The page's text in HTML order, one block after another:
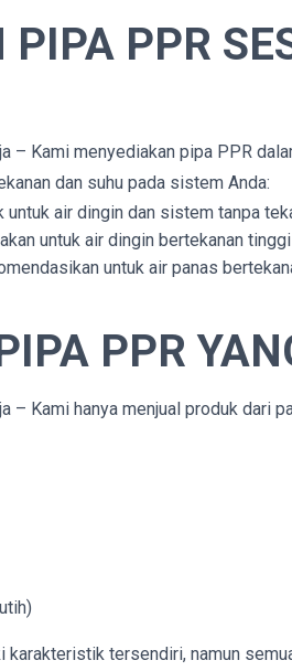
PPR
– Kami menyediakan pipa PPR
dan suhu pada sistem Anda:
untuk air dingin dan sistem tanpa
untuk air dingin bertekanan
untuk air panas
PPR
– Kami hanya menjual produk
karakteristik tersendiri, namun